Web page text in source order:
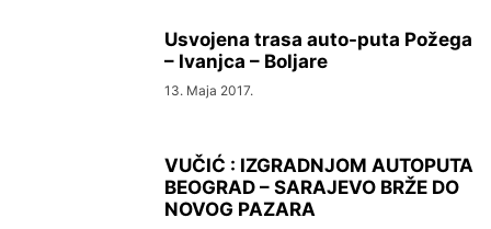
Usvojena trasa auto-puta Požega
– Ivanjca – Boljare
13. Maja 2017.
VUČIĆ : IZGRADNJOM AUTOPUTA
BEOGRAD – SARAJEVO BRŽE DO
NOVOG PAZARA